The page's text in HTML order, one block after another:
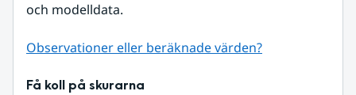
och modelldata.
Observationer eller beräknade värden?
Få koll på skurarna